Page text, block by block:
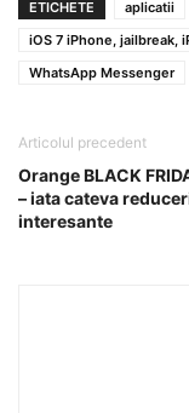
ETICHETE aplicatii
iOS 7 iPhone, jailbreak,
WhatsApp Messenger
Articolul precedent
Orange BLACK
– iata cateva
interesante